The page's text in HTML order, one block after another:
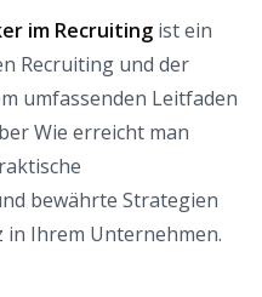
im Recruiting ist ein
Recruiting und der
umfassenden Leitfaden
Wie erreicht man
bewährte Strategien
Ihrem Unternehmen.